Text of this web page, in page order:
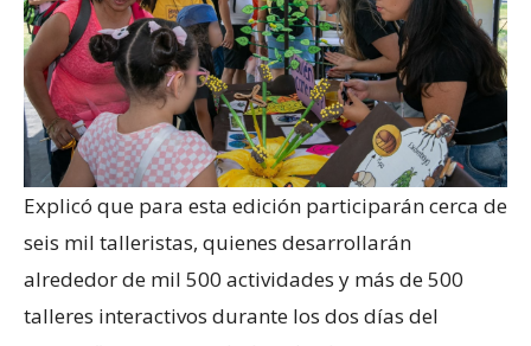
Explicó que para esta edición participarán cerca de
seis mil talleristas, quienes desarrollarán
alrededor de mil 500 actividades y más de 500
talleres interactivos durante los dos días del